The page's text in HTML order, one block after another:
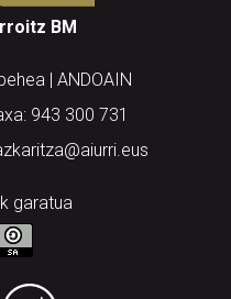
BM
| ANDOAIN
943 300 731
garatua